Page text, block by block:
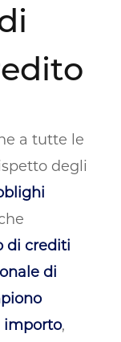
a tutte le
degli
di crediti
di
importo,